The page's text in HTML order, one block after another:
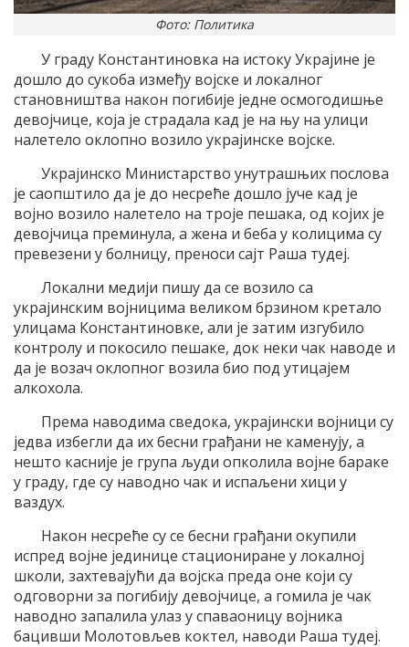
Фото: Политика
У граду Константиновка на истоку Украјине је
дошло до сукоба између војске и локалног
становништва након погибије једне осмогодишње
девојчице, која је страдала кад је на њу на улици
налетело оклопно возило украјинске војске.
Украјинско Министарство унутрашњих послова
је саопштило да је до несреће дошло јуче кад је
војно возило налетело на троје пешака, од којих је
девојчица преминула, а жена и беба у колицима су
превезени у болницу, преноси сајт Раша тудеј.
Локални медији пишу да се возило са
украјинским војницима великом брзином кретало
улицама Константиновке, али је затим изгубило
контролу и покосило пешаке, док неки чак наводе и
да је возач оклопног возила био под утицајем
алкохола.
Према наводима сведока, украјински војници су
једва избегли да их бесни грађани не каменују, а
нешто касније је група људи опколила војне бараке
у граду, где су наводно чак и испаљени хици у
ваздух.
Након несреће су се бесни грађани окупили
испред војне јединице стациониране у локалној
школи, захтевајући да војска преда оне који су
одговорни за погибију девојчице, а гомила је чак
наводно запалила улаз у спаваоницу војника
бацивши Молотовљев коктел, наводи Раша тудеј.